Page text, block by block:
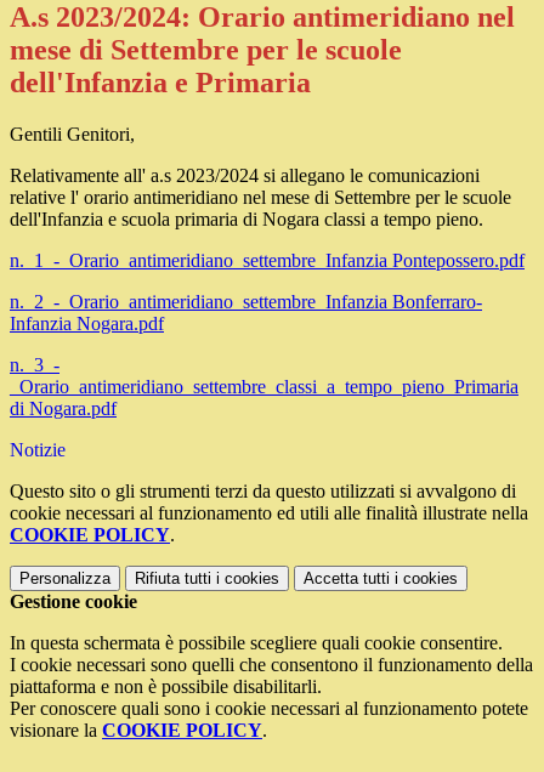
A.s 2023/2024: Orario antimeridiano nel
mese di Settembre per le scuole
dell'Infanzia e Primaria
Gentili Genitori,
Relativamente all' a.s 2023/2024 si allegano le comunicazioni
relative l' orario antimeridiano nel mese di Settembre per le scuole
dell'Infanzia e scuola primaria di Nogara classi a tempo pieno.
n._1_-_Orario_antimeridiano_settembre_Infanzia Pontepossero.pdf
n._2_-_Orario_antimeridiano_settembre_Infanzia Bonferraro-
Infanzia Nogara.pdf
n._3_-
_Orario_antimeridiano_settembre_classi_a_tempo_pieno_Primaria
di Nogara.pdf
Notizie
Questo sito o gli strumenti terzi da questo utilizzati si avvalgono di
cookie necessari al funzionamento ed utili alle finalità illustrate nella
COOKIE POLICY.
Personalizza Rifiuta tutti i cookies Accetta tutti i cookies
Gestione cookie
In questa schermata è possibile scegliere quali cookie consentire.
I cookie necessari sono quelli che consentono il funzionamento della
piattaforma e non è possibile disabilitarli.
Per conoscere quali sono i cookie necessari al funzionamento potete
visionare la COOKIE POLICY.